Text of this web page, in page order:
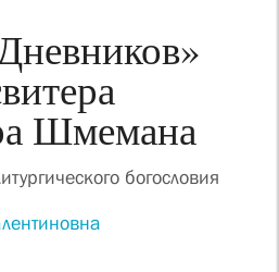
Шмемана
богословия